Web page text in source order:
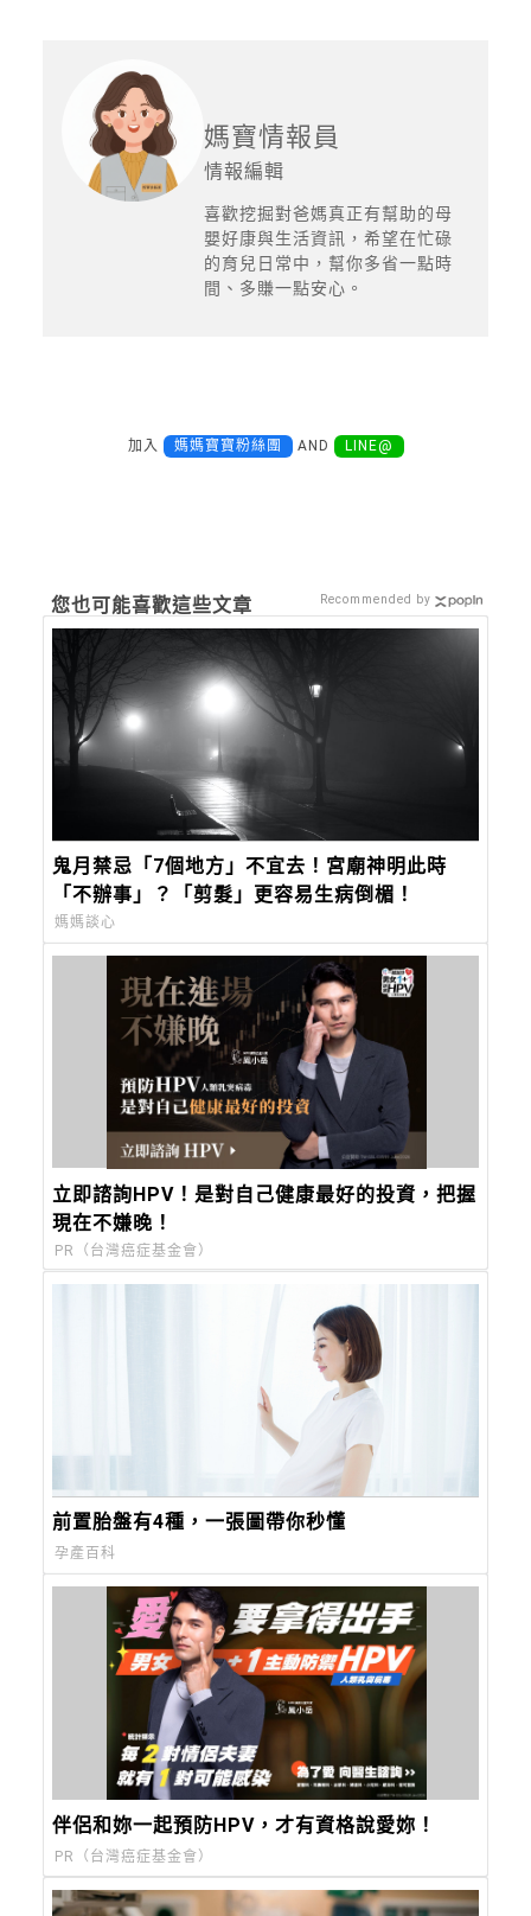
媽寶情報員
情報編輯
喜歡挖掘對爸媽真正有幫助的母
嬰好康與生活資訊，希望在忙碌
的育兒日常中，幫你多省一點時
間、多賺一點安心。
加入 媽媽寶寶粉絲團 AND LINE@
您也可能喜歡這些文章
鬼月禁忌「7個地方」不宜去！宮廟神明此時
「不辦事」？「剪髮」更容易生病倒楣！
媽媽談心
立即諮詢HPV！是對自己健康最好的投資，把握
現在不嫌晚！
PR（台灣癌症基金會）
前置胎盤有4種，一張圖帶你秒懂
孕產百科
伴侶和妳一起預防HPV，才有資格說愛妳！
PR（台灣癌症基金會）
Recommended by